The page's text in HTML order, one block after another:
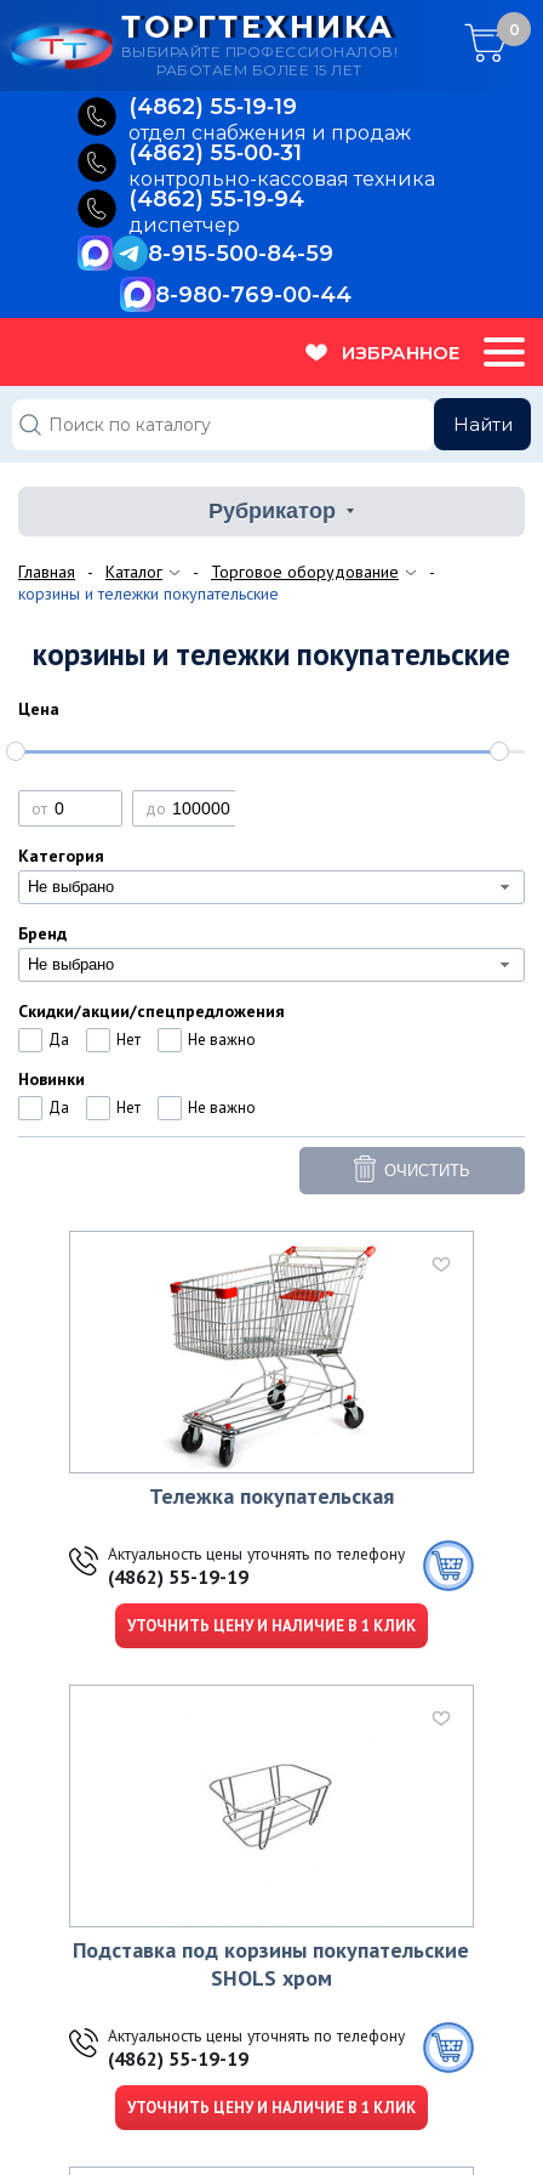
(4862) 55‑19‑19
отдел снабжения и продаж
(4862) 55‑00‑31
контрольно-кассовая техника
(4862) 55‑19‑94
диспетчер
8-915-500-84-59
8-980-769-00-44
ТОРГТЕХНИКА
ВЫБИРАЙТЕ ПРОФЕССИОНАЛОВ!
РАБОТАЕМ БОЛЕЕ 15 ЛЕТ
0
ИЗБРАННОЕ
Найти
Рубрикатор
Главная Каталог
Торговое оборудование
корзины и тележки покупательские
корзины и тележки покупательские
Цена
от до
Категория
Не выбрано
Бренд
Не выбрано
Скидки/акции/спецпредложения
Да Нет Не важно
Новинки
Да Нет Не важно
ОЧИСТИТЬ
Тележка покупательская
Актуальность цены уточнять по телефону
(4862) 55-19-19
УТОЧНИТЬ ЦЕНУ И НАЛИЧИЕ В 1 КЛИК
Подставка под корзины покупательские
SHOLS хром
Актуальность цены уточнять по телефону
(4862) 55-19-19
УТОЧНИТЬ ЦЕНУ И НАЛИЧИЕ В 1 КЛИК